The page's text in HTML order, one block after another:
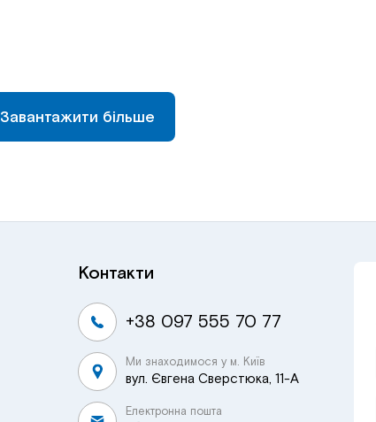
Завантажити більше
Контакти
+38 097 555 70 77
Ми знаходимося у м. Київ
вул. Євгена Сверстюка, 11-А
Електронна пошта